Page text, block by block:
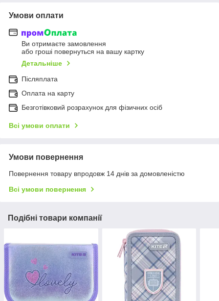
Умови оплати
Ви отримаєте замовлення
або гроші повернуться на вашу картку
Детальніше
Післяплата
Оплата на карту
Безготівковий розрахунок для фізичних осіб
Всі умови оплати
Умови повернення
Повернення товару впродовж 14 днів за домовленістю
Всі умови повернення
Подібні товари компанії